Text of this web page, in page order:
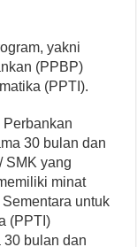
yakni
(PPBP)
(PPTI).
30 bulan dan
SMK yang
minat
untuk
(PPTI)
30 bulan dan